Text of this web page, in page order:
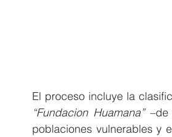
“Fundacion Huamana” –de
poblaciones vulnerables y